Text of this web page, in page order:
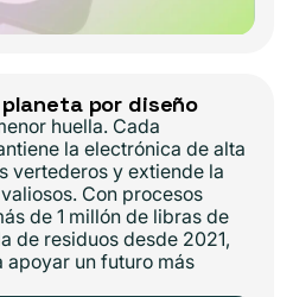
por diseño
huella. Cada
la electrónica de alta
vertederos y extiende la
Con procesos
de 1 millón de libras de
de residuos desde 2021,
apoyar un futuro más